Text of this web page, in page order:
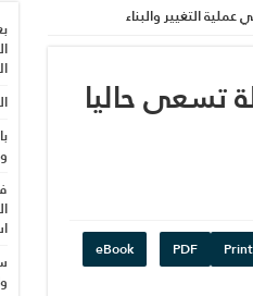
التغيير والبناء
تسعى حاليا
Print
PDF
eBook